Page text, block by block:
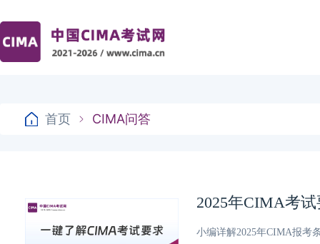
首页 CIMA问答
2025年CIMA考
小编详解2025年CIMA报考